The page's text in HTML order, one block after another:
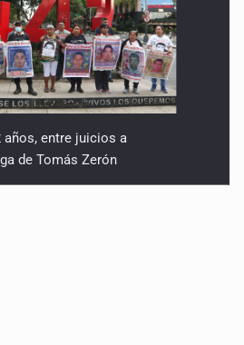
años, entre juicios a
de Tomás Zerón